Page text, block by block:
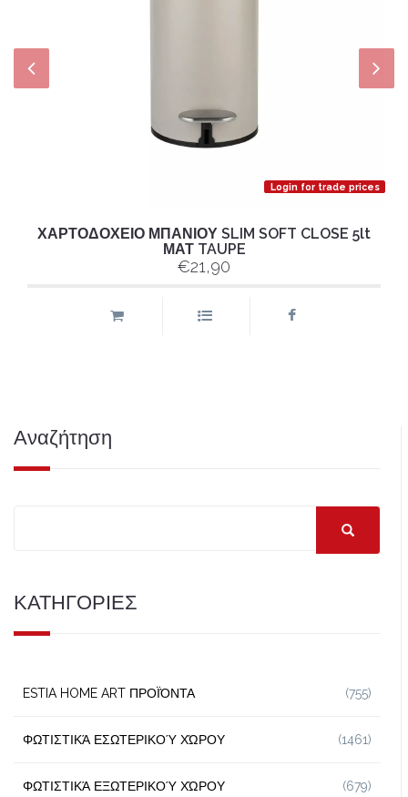
Login for trade prices
ΧΑΡΤΟΔΟΧΕΙΟ ΜΠΑΝΙΟΥ SLIM SOFT CLOSE 5lt
ΜΑΤ TAUPE
€21,90
Αναζήτηση
ΚΑΤΗΓΟΡΙΕΣ
ESTIA HOME ART ΠΡΟΪΌΝΤΑ (755)
ΦΩΤΙΣΤΙΚΆ ΕΣΩΤΕΡΙΚΟΎ ΧΏΡΟΥ (1461)
ΦΩΤΙΣΤΙΚΆ ΕΞΩΤΕΡΙΚΟΎ ΧΏΡΟΥ (679)